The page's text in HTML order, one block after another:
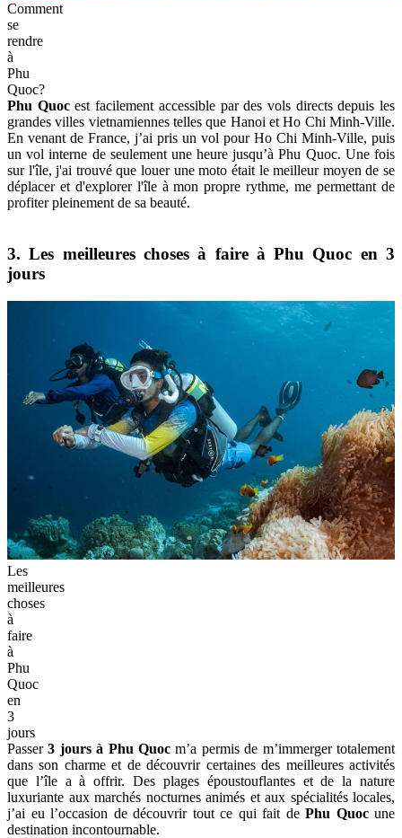
Comment
se
rendre
à
Phu
Quoc?
Phu Quocest facilement accessible par des vols directs depuis les
grandes villes vietnamiennes telles que Hanoi et Ho Chi Minh-Ville.
En venant de France, j’ai pris un vol pour Ho Chi Minh-Ville, puis
un vol interne de seulement une heure jusqu’à Phu Quoc. Une fois
sur l'île, j'ai trouvé que louer une moto était le meilleur moyen de se
déplacer et d'explorer l'île à mon propre rythme, me permettant de
profiter pleinement de sa beauté.
3. Les meilleures choses à faire à Phu Quoc en 3
jours
Les
meilleures
choses
à
faire
à
Phu
Quoc
en
3
jours
Passer3 jours à Phu Quoc m’a permis de m’immerger totalement
dans son charme et de découvrir certaines des meilleures activités
que l’île a à offrir. Des plages époustouflantes et de la nature
luxuriante aux marchés nocturnes animés et aux spécialités locales,
j’ai eu l’occasion de découvrir tout ce qui fait de Phu Quocune
destination incontournable.